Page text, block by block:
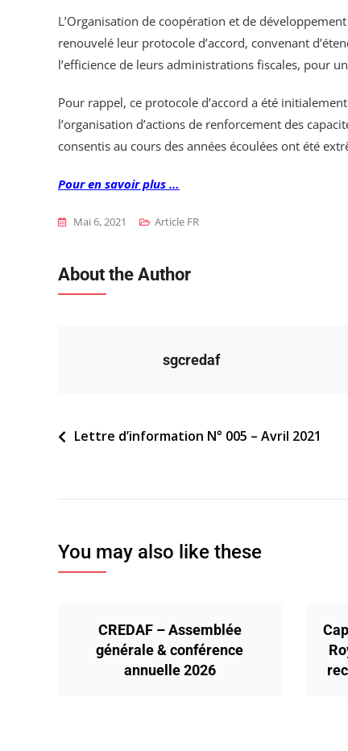
L’Organisation de coopération et de
renouvelé leur protocole d’accord, convenant
l’efficience de leurs administrations fiscales, pour
Pour rappel, ce protocole d’accord a été
l’organisation d’actions de renforcement des
consentis au cours des années écoulées ont été
Pour en savoir plus …
Mai 6, 2021 Article FR
About the Author
sgcredaf
Navigation
Lettre d’information N° 005 – Avril 2021
You may also like these
CREDAF – Assemblée
générale & conférence
annuelle 2026